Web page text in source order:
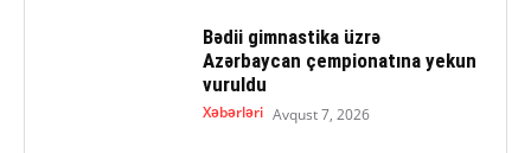
Bədii gimnastika üzrə
Azərbaycan çempionatına yekun
vuruldu
Xəbərləri Avqust 7, 2026